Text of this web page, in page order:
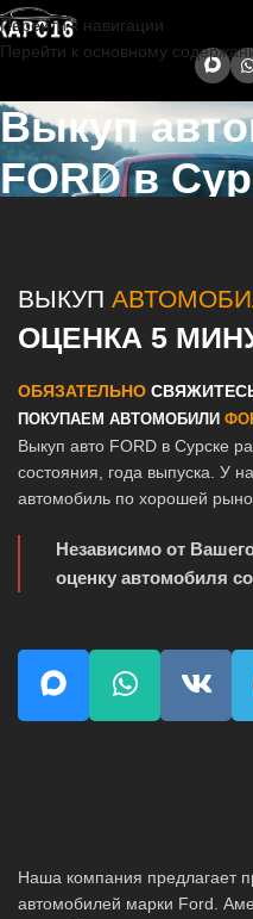
Перейти к навигации
Перейти к основному
Выкуп
FORD в
ВЫКУП
ОЦЕНКА 5
ОБЯЗАТЕЛЬНО
ПОКУПАЕМ АВТОМОБИЛИ
Выкуп авто FORD в Сурске
состояния, года выпуска. У
автомобиль по хорошей
Независимо от
оценку автомобиля
Наша компания предлагает
автомобилей марки Ford.